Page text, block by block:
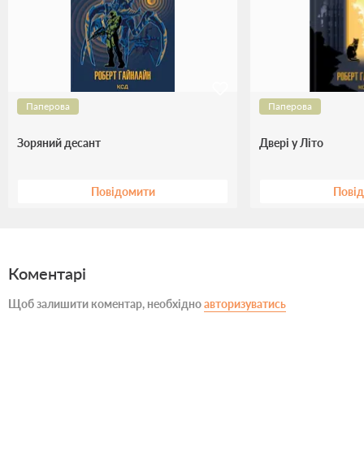
Паперова
Зоряний десант
Повідомити
Паперова
Двері у Літо
Коментарі
Щоб залишити коментар, необхідноавторизуватись